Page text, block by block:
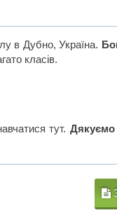
в Дубно, Україна.
класів.
тут. Дякуємо